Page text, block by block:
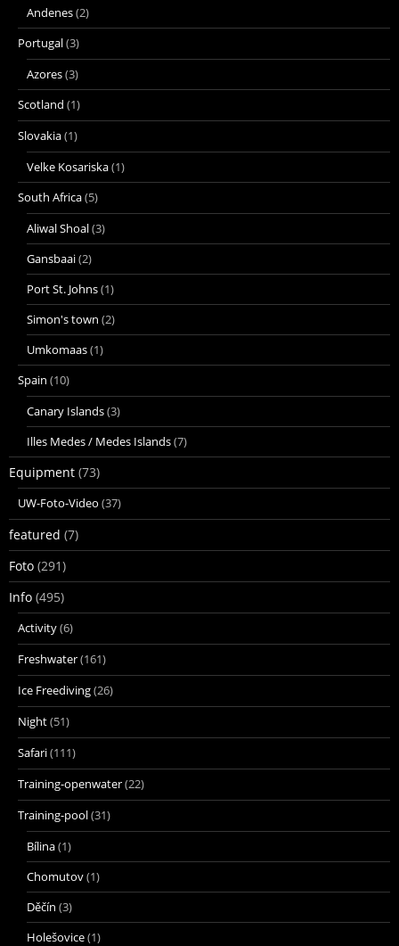
Andenes(2)
Portugal(3)
Azores(3)
Scotland (1)
Slovakia(1)
Velke Kosariska(1)
South Africa(5)
Aliwal Shoal(3)
Gansbaai(2)
Port St. Johns(1)
Simon's town (2)
Umkomaas(1)
Spain (10)
Canary Islands(3)
Illes Medes / Medes Islands(7)
Equipment (73)
UW-Foto-Video (37)
featured (7)
Foto (291)
Info (495)
Activity(6)
Freshwater(161)
Ice Freediving(26)
Night(51)
Safari(111)
Training-openwater(22)
Training-pool(31)
Bílina(1)
Chomutov(1)
Děčín (3)
Holešovice(1)